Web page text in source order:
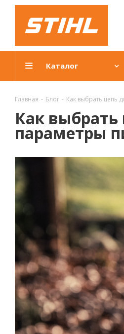
Каталог
Главная - Блог - Как выбрать цепь
Как
параметры